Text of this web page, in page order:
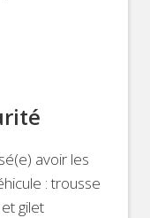
avoir les
: trousse
gilet